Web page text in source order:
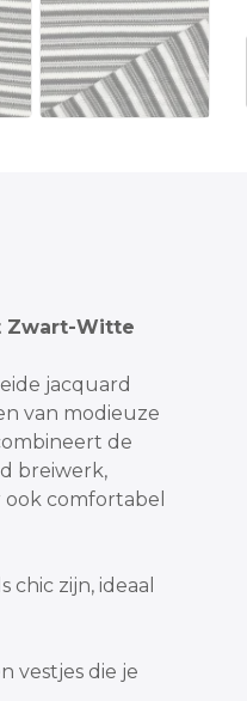
Zwart-Witte
jacquard
van modieuze
de
breiwerk,
comfortabel
zijn, ideaal
vestjes die je